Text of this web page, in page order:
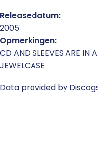
Releasedatum:
2005
Opmerkingen:
CD AND SLEEVES ARE IN
JEWELCASE
Data provided by